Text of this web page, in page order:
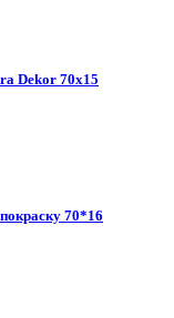
Dekor 70х15
70*16